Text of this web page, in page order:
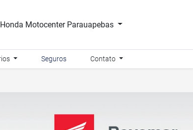
Honda Motocenter Parauapebas
Seguros Contato